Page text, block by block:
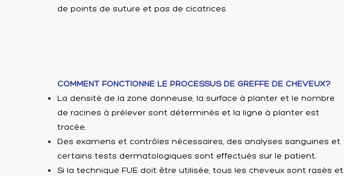
de points de suture et pas de cicatrices.
COMMENT FONCTIONNE LE PROCESSUS DE GREFFE DE CHEVEUX?
La densité de la zone donneuse, la surface à planter et le nombre
de racines à prélever sont déterminés et la ligne à planter est
tracée.
Des examens et contrôles nécessaires, des analyses sanguines et
certains tests dermatologiques sont effectués sur le patient.
Si la technique FUE doit être utilisée, tous les cheveux sont rasés et